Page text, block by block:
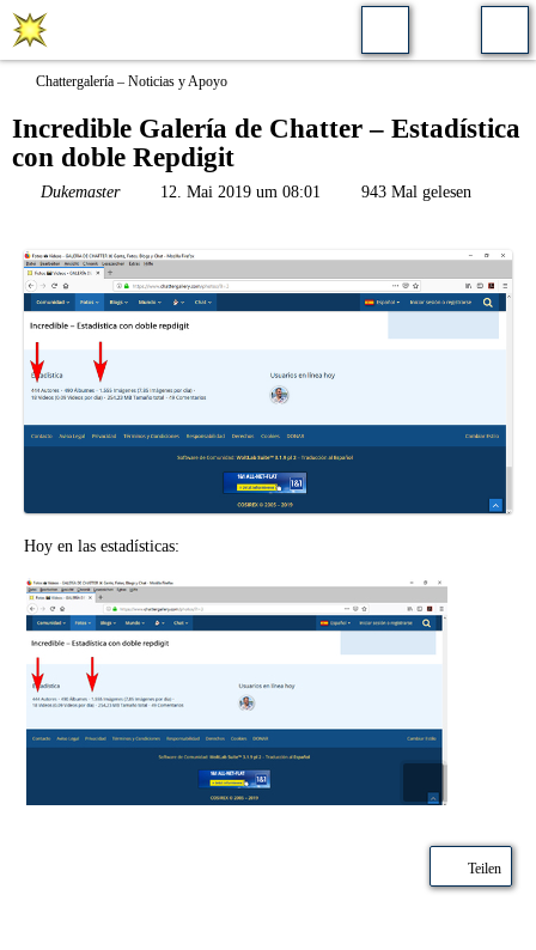
Chattergalería – Noticias y Apoyo
Incredible Galería de Chatter – Estadística
con doble Repdigit
Dukemaster 12. Mai 2019 um 08:01 943 Mal gelesen
Hoy en las estadísticas:
Teilen